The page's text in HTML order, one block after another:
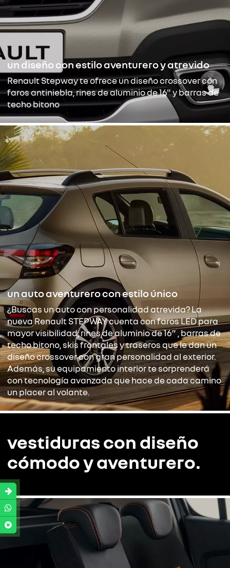
un diseño con estilo aventurero y atrevido
Renault Stepway te ofrece un diseño crossover con
faros antiniebla, rines de aluminio de 16" y barras de
techo bitono
un auto aventurero con estilo único
¿Buscas un auto con personalidad atrevida? La
nueva Renault STEPWAY cuenta con faros LED para
mayor visibilidad, rines de aluminio de 16” , barras de
techo bitono, skis frontales y traseros que le dan un
diseño crossover con gran personalidad al exterior.
Además, su equipamiento interior te sorprenderá
con tecnología avanzada que hace de cada camino
un placer al volante.
vestiduras con diseño
cómodo y aventurero.